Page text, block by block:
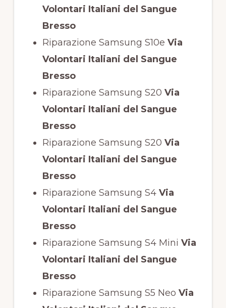
Volontari Italiani del Sangue
Bresso
Riparazione Samsung S10e Via
Volontari Italiani del Sangue
Bresso
Riparazione Samsung S20 Via
Volontari Italiani del Sangue
Bresso
Riparazione Samsung S20 Via
Volontari Italiani del Sangue
Bresso
Riparazione Samsung S4Via
Volontari Italiani del Sangue
Bresso
Riparazione Samsung S4 Mini Via
Volontari Italiani del Sangue
Bresso
Riparazione Samsung S5 Neo Via